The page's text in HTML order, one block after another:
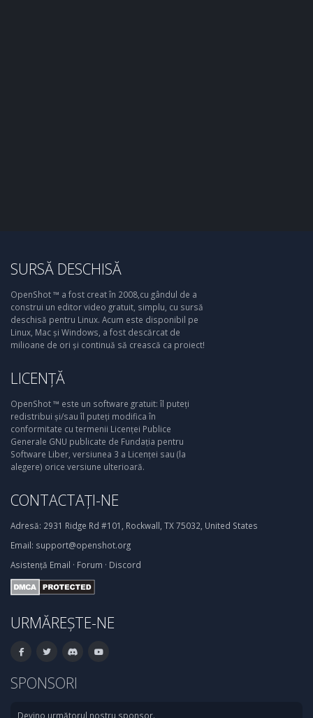
SURSĂ DESCHISĂ
OpenShot ™ a fost creat în 2008,cu gândul de a
construi un editor video gratuit, simplu, cu sursă
deschisă pentru Linux. Acum este disponibil pe
Linux, Mac și Windows, a fost descărcat de
milioane de ori și continuă să crească ca proiect!
LICENȚĂ
OpenShot ™ este un software gratuit: îl puteți
redistribui și/sau îl puteți modifica în
conformitate cu termenii Licenței Publice
Generale GNU publicate de Fundația pentru
Software Liber, versiunea 3 a Licenței sau (la
alegere) orice versiune ulterioară.
CONTACTAȚI-NE
Adresă: 2931 Ridge Rd #101, Rockwall, TX 75032, United States
Email: support@openshot.org
Asistență Email · Forum · Discord
URMĂREȘTE-NE
SPONSORI
Devino următorul nostru sponsor.